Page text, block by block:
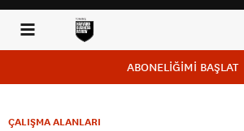
ABONELİĞİMİ BAŞLAT
ÇALIŞMA ALANLARI